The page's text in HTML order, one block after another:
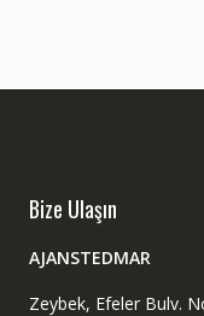
Bize Ulaşın
AJANSTEDMAR
Zeybek, Efeler Bulv.